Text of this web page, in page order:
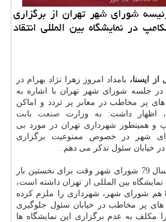
شورای شهر تهران از برگزاری
در نمایشگاه بین المللی انتقاد
ایسنا، بامداد امروز زهرا نژاد بهرام در
در جلسه شورای شهر تهران با اشاره به
های پر مخاطب در معابر پر تردد و اماكن
اظهار داشت: به وزارت صنعت بابت
و همینطور شهرداری تهران در مورد بی
شهر در خصوص ممنوعیت برگزاری
در خیابان سئول تذكر می دهم.
وی با اشاره به اینكه در سال 79 شورای شهر وقت برای نخستین بار
بین المللی از تهران داشته است،
اظهار داشت: در سال 83 هم شورای شهر، شهرداری را ملزم كرده
های پر مخاطب در خیابان سئول جلوگیری
مكلف به عدم برگزاری این نمایشگاه ها